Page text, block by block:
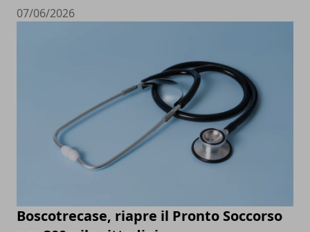
07/06/2026
Boscotrecase, riapre il Pronto Soccorso